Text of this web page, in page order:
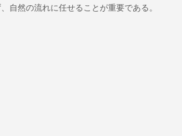
自然の流れに任せることが重要である。